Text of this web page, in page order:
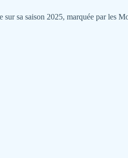
sa saison 2025, marquée par les